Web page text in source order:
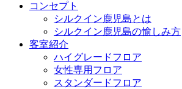
コンセプト
シルクイン鹿児島とは
シルクイン鹿児島の愉しみ方
客室紹介
ハイグレードフロア
女性専用フロア
スタンダードフロア